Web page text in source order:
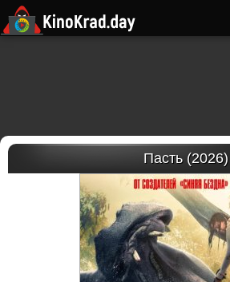
Пасть (2026)